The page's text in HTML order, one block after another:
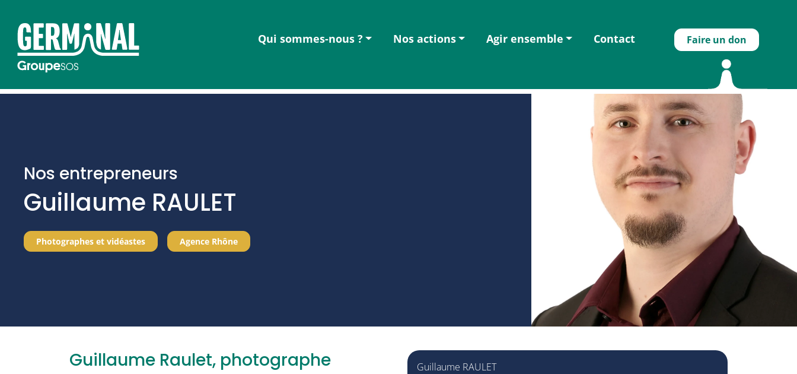
Qui sommes-nous ? Nos actions Agir ensemble Contact Faire un don
Nos entrepreneurs
Guillaume RAULET
Photographes et vidéastes Agence Rhône
Guillaume Raulet, photographe
Guillaume RAULET